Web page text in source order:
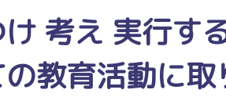
け 考え 実行す
教育活動に